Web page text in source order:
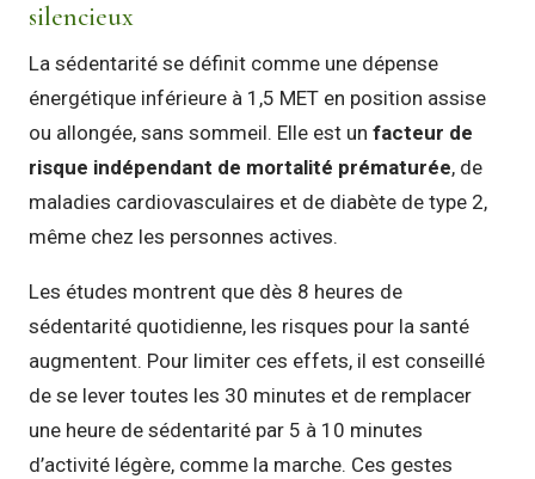
silencieux
La sédentarité se définit comme une dépense
énergétique inférieure à 1,5 MET en position assise
ou allongée, sans sommeil. Elle est un facteur de
risque indépendant de mortalité prématurée, de
maladies cardiovasculaires et de diabète de type 2,
même chez les personnes actives.
Les études montrent que dès 8 heures de
sédentarité quotidienne, les risques pour la santé
augmentent. Pour limiter ces effets, il est conseillé
de se lever toutes les 30 minutes et de remplacer
une heure de sédentarité par 5 à 10 minutes
d’activité légère, comme la marche. Ces gestes